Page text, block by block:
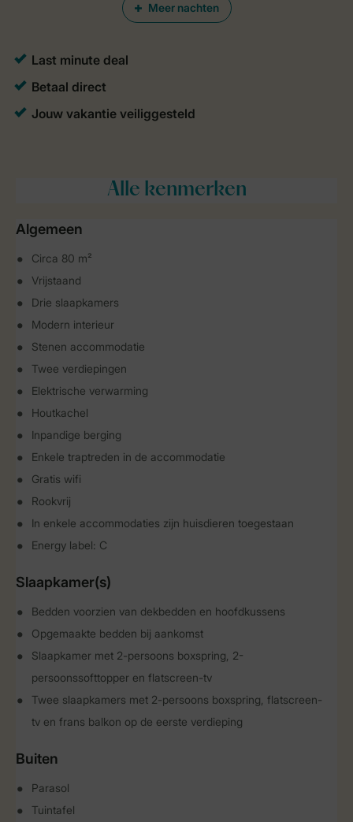
Meer nachten
Alle kenmerken
Algemeen
Circa 80 m²
Vrijstaand
Drie slaapkamers
Modern interieur
Stenen accommodatie
Twee verdiepingen
Elektrische verwarming
Houtkachel
Inpandige berging
Enkele traptreden in de accommodatie
Gratis wifi
Rookvrij
In enkele accommodaties zijn huisdieren toegestaan
Energy label: C
Slaapkamer(s)
Bedden voorzien van dekbedden en hoofdkussens
Opgemaakte bedden bij aankomst
Slaapkamer met 2-persoons boxspring, 2-
persoonssofttopper en flatscreen-tv
Twee slaapkamers met 2-persoons boxspring, flatscreen-
tv en frans balkon op de eerste verdieping
Buiten
Parasol
Tuintafel